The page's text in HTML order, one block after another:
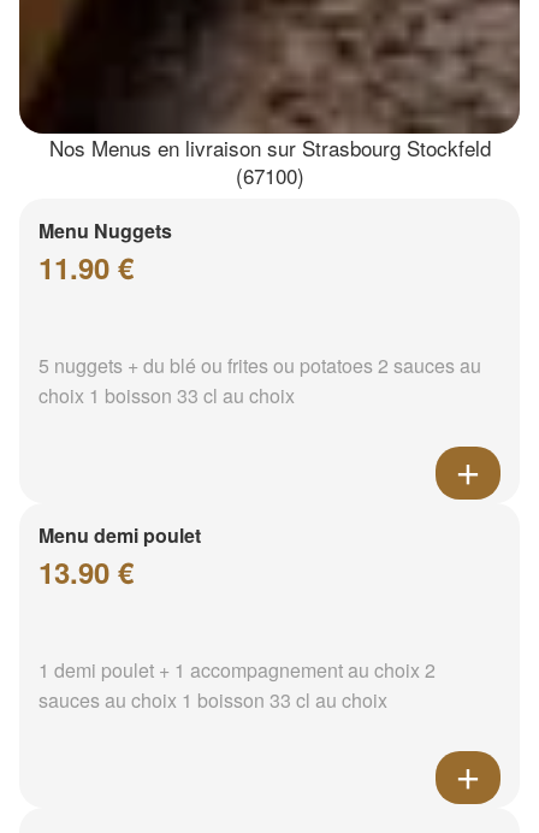
Nos Menus en livraison sur Strasbourg Stockfeld
(67100)
Menu Nuggets
11.90 €
5 nuggets + du blé ou frites ou potatoes 2 sauces au
choix 1 boisson 33 cl au choix
Menu demi poulet
13.90 €
1 demi poulet + 1 accompagnement au choix 2
sauces au choix 1 boisson 33 cl au choix